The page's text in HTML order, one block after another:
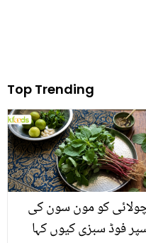
Top Trending
کو مون سون کی
فوڈ سبزی کیوں کہا